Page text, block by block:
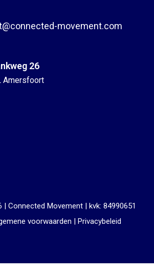
movement.com
Amersfoort
26
| Connected Movement| kvk: 84990651
voorwaarden | Privacybeleid